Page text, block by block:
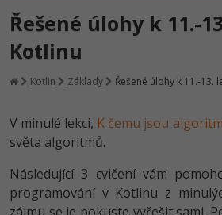
IT kurzy
Rekvalifikace a kurzy
hrazené úřadem práce
Workshopy zdarma
Umělá inteligence v praxi
Školení
Objektové programování -
Školení dle technologií
C# .NET
Kurzy IT profesí
Programátor WWW aplikací
Senior programátor
Kurzy programování
Jak začít?
Java -80%
Přihlásit se| Registrovat
Řešené úlohy k 11.-
Kotlinu
Kotlin Základy Řešené úlohy k 11.-13.
V minulé lekci, K čemu jsou
světa algoritmů.
Následující 3 cvičení vám
programování v Kotlinu z